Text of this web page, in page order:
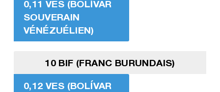
0,11 VES (BOLÍVAR
SOUVERAIN
VÉNÉZUÉLIEN)
10 BIF (FRANC BURUNDAIS)
0,12 VES (BOLÍVAR